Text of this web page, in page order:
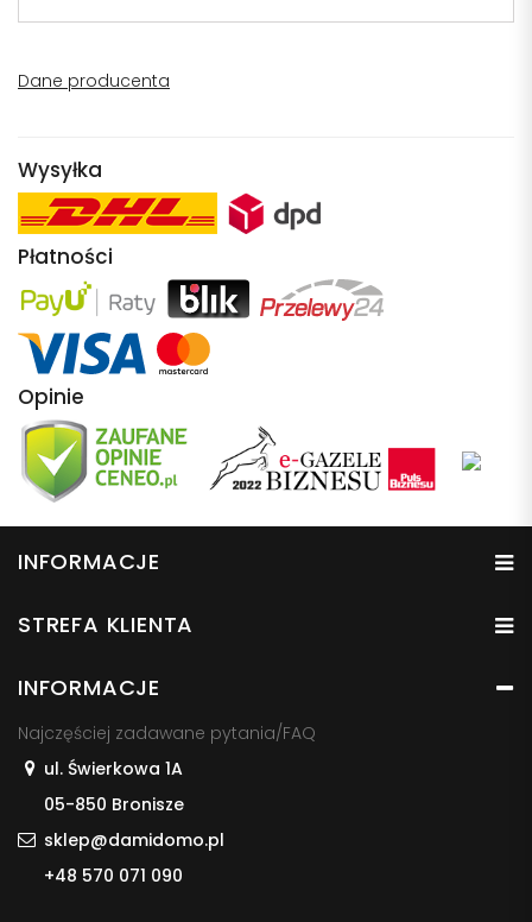
Dane producenta
Wysyłka
Płatności
Opinie
INFORMACJE
STREFA KLIENTA
INFORMACJE
Najczęściej zadawane pytania/FAQ
ul. Świerkowa 1A
05-850 Bronisze
sklep@damidomo.pl
+48 570 071 090